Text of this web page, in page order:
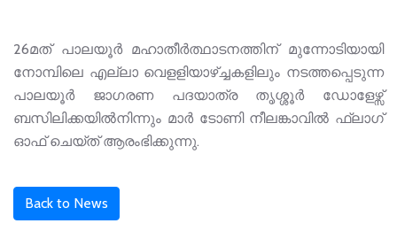
26മത് പാലയൂർ മഹാതീർത്ഥാടനത്തിന് മുന്നോടിയായി
നോമ്പിലെ എല്ലാ വെളളിയാഴ്ച്ചകളിലും നടത്തപ്പെടുന്ന
പാലയൂർ ജാ​ഗരണ പദയാത്ര തൃശ്ശൂർ ഡോളേഴ്സ്
ബസിലിക്കയിൽനിന്നും മാർ ടോണി നീലങ്കാവിൽ ഫ്ലാ​ഗ്
ഓഫ് ചെയ്ത് ആരംഭിക്കുന്നു.
Back to News